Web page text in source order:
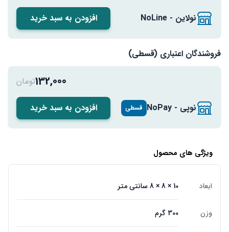
نولاین - NoLine افزودن به سبد خرید
فروشندگان اعتباری (قسطی)
نوپی - NoPay قسطی
132,000تومان
افزودن به سبد خرید
ویژگی های محصول
ابعاد 10 × 8 × 8 سانتی متر
وزن 300 گرم